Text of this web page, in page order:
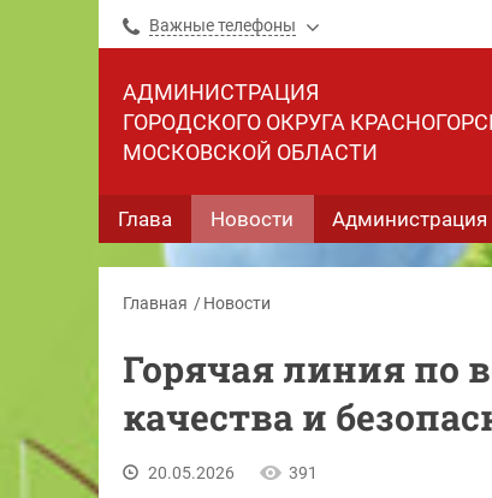
Важные телефоны
АДМИНИСТРАЦИЯ
ГОРОДСКОГО ОКРУГА
МОСКОВСКОЙ ОБЛАСТИ
Глава Новости Администрация
Главная Новости
Горячая линия по
качества и
20.05.2026 391